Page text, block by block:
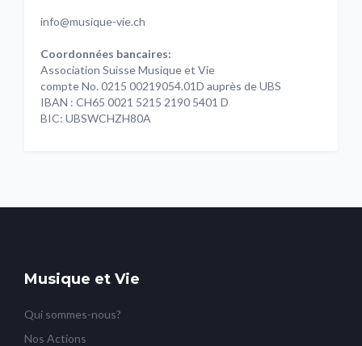
info@musique-vie.ch
Coordonnées bancaires:
Association Suisse Musique et Vie
compte No. 0215 00219054.01D auprès de UBS
IBAN : CH65 0021 5215 2190 5401 D
BIC: UBSWCHZH80A
Musique et Vie
Qui sommes-nous?
Nos Actions